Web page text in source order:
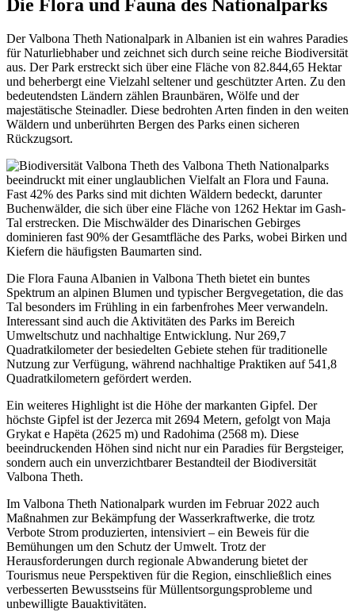
Die Flora und Fauna des Nationalparks
Der Valbona Theth Nationalpark in Albanien ist ein wahres Paradies
für Naturliebhaber und zeichnet sich durch seine reiche Biodiversität
aus. Der Park erstreckt sich über eine Fläche von 82.844,65 Hektar
und beherbergt eine Vielzahl seltener und geschützter Arten. Zu den
bedeutendsten Ländern zählen Braunbären, Wölfe und der
majestätische Steinadler. Diese bedrohten Arten finden in den weiten
Wäldern und unberührten Bergen des Parks einen sicheren
Rückzugsort.
des Valbona Theth Nationalparks
beeindruckt mit einer unglaublichen Vielfalt an Flora und Fauna.
Fast 42% des Parks sind mit dichten Wäldern bedeckt, darunter
Buchenwälder, die sich über eine Fläche von 1262 Hektar im Gash-
Tal erstrecken. Die Mischwälder des Dinarischen Gebirges
dominieren fast 90% der Gesamtfläche des Parks, wobei Birken und
Kiefern die häufigsten Baumarten sind.
Die Flora Fauna Albanien in Valbona Theth bietet ein buntes
Spektrum an alpinen Blumen und typischer Bergvegetation, die das
Tal besonders im Frühling in ein farbenfrohes Meer verwandeln.
Interessant sind auch die Aktivitäten des Parks im Bereich
Umweltschutz und nachhaltige Entwicklung. Nur 269,7
Quadratkilometer der besiedelten Gebiete stehen für traditionelle
Nutzung zur Verfügung, während nachhaltige Praktiken auf 541,8
Quadratkilometern gefördert werden.
Ein weiteres Highlight ist die Höhe der markanten Gipfel. Der
höchste Gipfel ist der Jezerca mit 2694 Metern, gefolgt von Maja
Grykat e Hapëta (2625 m) und Radohima (2568 m). Diese
beeindruckenden Höhen sind nicht nur ein Paradies für Bergsteiger,
sondern auch ein unverzichtbarer Bestandteil der Biodiversität
Valbona Theth.
Im Valbona Theth Nationalpark wurden im Februar 2022 auch
Maßnahmen zur Bekämpfung der Wasserkraftwerke, die trotz
Verbote Strom produzierten, intensiviert – ein Beweis für die
Bemühungen um den Schutz der Umwelt. Trotz der
Herausforderungen durch regionale Abwanderung bietet der
Tourismus neue Perspektiven für die Region, einschließlich eines
verbesserten Bewusstseins für Müllentsorgungsprobleme und
unbewilligte Bauaktivitäten.